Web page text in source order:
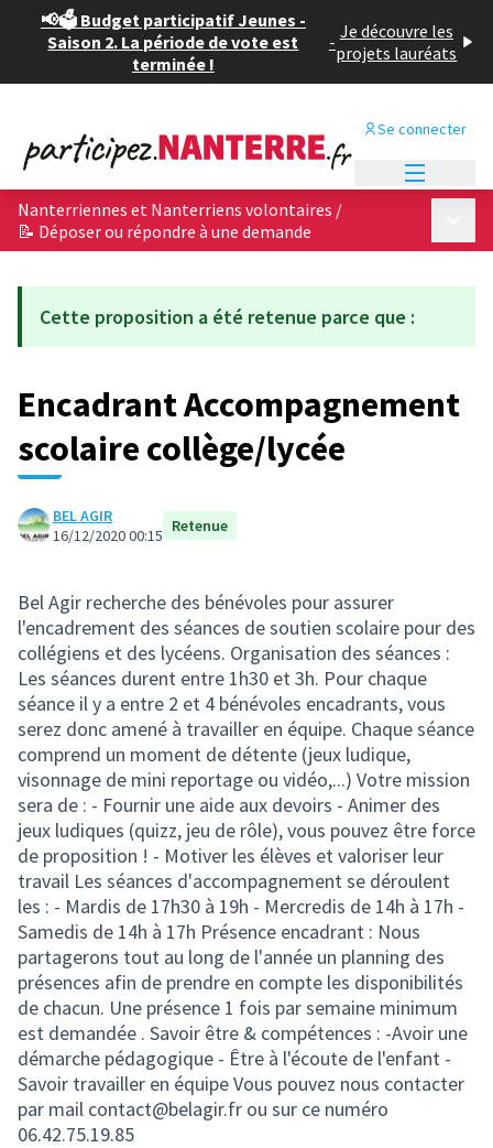
📢🗳️ Budget participatif Jeunes -
Saison 2. La période de vote est
terminée !
- Je découvre les
projets lauréats
Se connecter
Nanterriennes et Nanterriens volontaires /
📝 Déposer ou répondre à une demande
Cette proposition a été retenue parce que :
Encadrant Accompagnement
scolaire collège/lycée
BEL AGIR
16/12/2020 00:15 Retenue
Bel Agir recherche des bénévoles pour assurer
l'encadrement des séances de soutien scolaire pour des
collégiens et des lycéens. Organisation des séances :
Les séances durent entre 1h30 et 3h. Pour chaque
séance il y a entre 2 et 4 bénévoles encadrants, vous
serez donc amené à travailler en équipe. Chaque séance
comprend un moment de détente (jeux ludique,
visonnage de mini reportage ou vidéo,...) Votre mission
sera de : - Fournir une aide aux devoirs - Animer des
jeux ludiques (quizz, jeu de rôle), vous pouvez être force
de proposition ! - Motiver les élèves et valoriser leur
travail Les séances d'accompagnement se déroulent
les : - Mardis de 17h30 à 19h - Mercredis de 14h à 17h -
Samedis de 14h à 17h Présence encadrant : Nous
partagerons tout au long de l'année un planning des
présences afin de prendre en compte les disponibilités
de chacun. Une présence 1 fois par semaine minimum
est demandée . Savoir être & compétences : -Avoir une
démarche pédagogique - Être à l'écoute de l'enfant -
Savoir travailler en équipe Vous pouvez nous contacter
par mail contact@belagir.fr ou sur ce numéro
06.42.75.19.85